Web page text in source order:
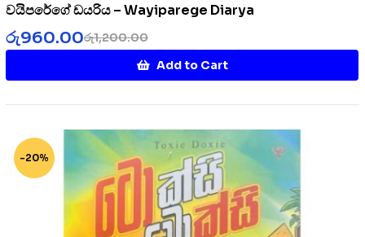
වයිපරේගේ ඩයරිය – Wayiparege Diarya
රු1,200.00
රු960.00
Add to Cart
-20%